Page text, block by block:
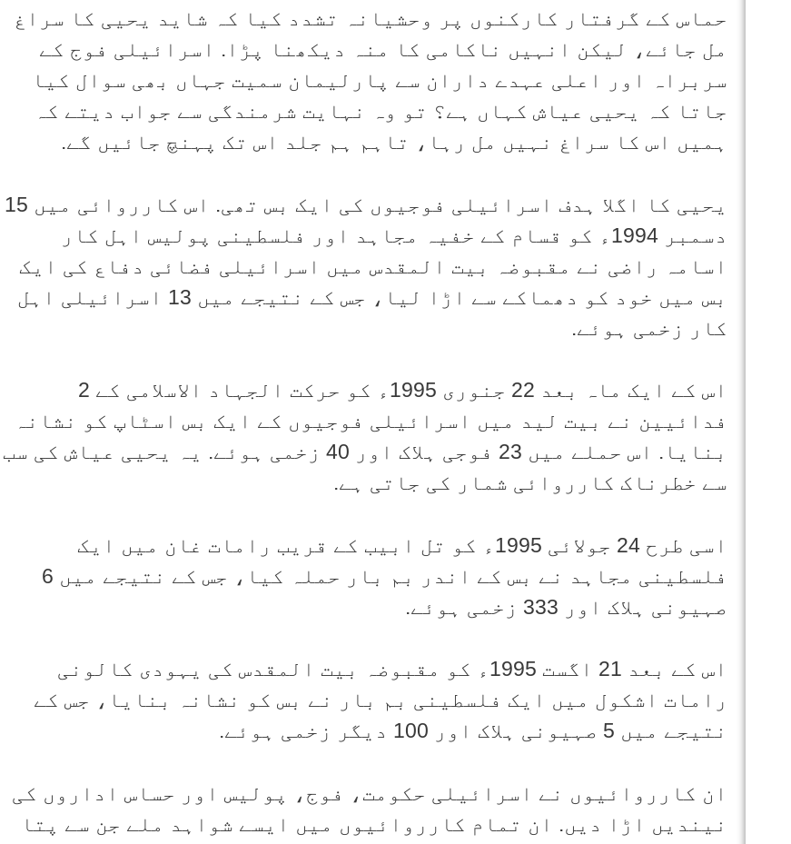
حماس کے گرفتار کارکنوں پر وحشیانہ تشدد کیا کہ شاید یحیی کا سراغ
مل جائے، لیکن انہیں ناکامی کا منہ دیکھنا پڑا. اسرائیلی فوج کے
سربراہ اور اعلی عہدے داران سے پارلیمان سمیت جہاں بھی سوال کیا
جاتا کہ یحیی عیاش کہاں ہے؟ تو وہ نہایت شرمندگی سے جواب دیتے کہ
ہمیں اس کا سراغ نہیں مل رہا، تاہم ہم جلد اس تک پہنچ جائیں گے.
یحیی کا اگلا ہدف اسرائیلی فوجیوں کی ایک بس تھی. اس کارروائی میں 15
دسمبر 1994ء کو قسام کے خفیہ مجاہد اور فلسطینی پولیس اہل کار
اسامہ راضی نے مقبوضہ بیت المقدس میں اسرائیلی فضائی دفاع کی ایک
بس میں خود کو دھماکے سے اڑا لیا، جس کے نتیجے میں 13 اسرائیلی اہل
کار زخمی ہوئے.
اس کے ایک ماہ بعد 22 جنوری 1995ء کو حرکت الجہاد الاسلامی کے 2
فدائیین نے بیت لید میں اسرائیلی فوجیوں کے ایک بس اسٹاپ کو نشانہ
بنایا. اس حملے میں 23 فوجی ہلاک اور 40 زخمی ہوئے. یہ یحیی عیاش کی سب
سے خطرناک کارروائی شمار کی جاتی ہے.
اسی طرح 24 جولائی 1995ء کو تل ابیب کے قریب رامات غان میں ایک
فلسطینی مجاہد نے بس کے اندر بم بار حملہ کیا، جس کے نتیجے میں 6
صہیونی ہلاک اور 333 زخمی ہوئے.
اس کے بعد 21 اگست 1995ء کو مقبوضہ بیت المقدس کی یہودی کالونی
رامات اشکول میں ایک فلسطینی بم بار نے بس کو نشانہ بنایا، جس کے
نتیجے میں 5 صہیونی ہلاک اور 100 دیگر زخمی ہوئے.
ان کارروائیوں نے اسرائیلی حکومت، فوج، پولیس اور حساس اداروں کی
نیندیں اڑا دیں. ان تمام کارروائیوں میں ایسے شواہد ملے جن سے پتا